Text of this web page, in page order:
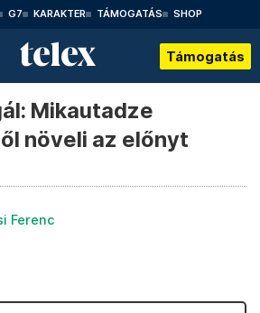
G7 KARAKTER TÁMOGATÁS SHOP
Támogatás
Mikautadze
növeli az előnyt
Ferenc